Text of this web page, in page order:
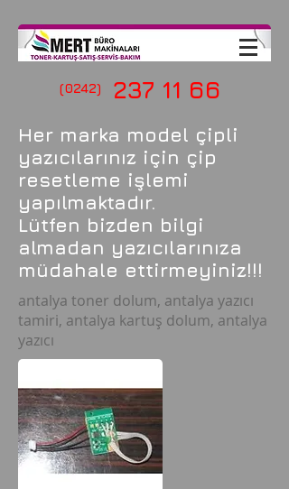
237 11 66
(0242)
Her marka model çipli
yazıcılarınız için çip
resetleme işlemi
yapılmaktadır.
Lütfen bizden bilgi
almadan yazıcılarınıza
müdahale ettirmeyiniz!!!
antalya toner dolum, antalya yazıcı
tamiri, antalya kartuş dolum, antalya
yazıcı